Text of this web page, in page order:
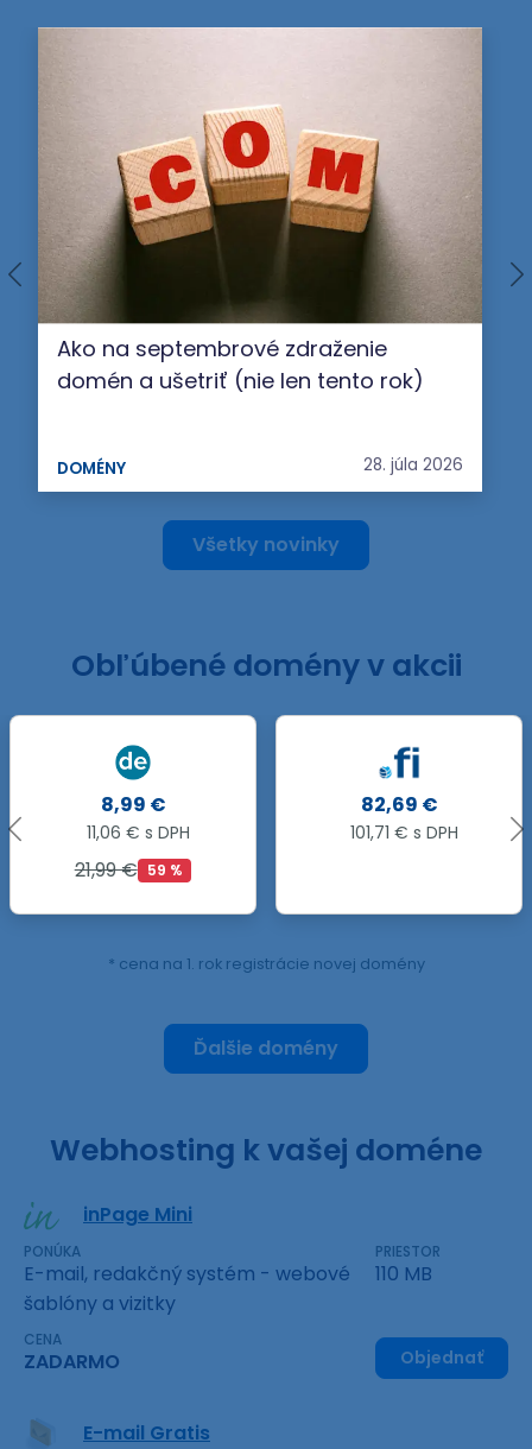
Ako na septembrové zdraženie
domén a ušetriť (nie len tento rok)
DOMÉNY 28. júla 2026
Všetky novinky
Obľúbené domény v akcii
82,69 €
101,71 € s DPH
27,99 €
34,43 € s DPH
* cena na 1. rok registrácie novej domény
Ďalšie domény
Webhosting k vašej doméne
inPage Mini
PONÚKA
E-mail, redakčný systém - webové
šablóny a vizitky
PRIESTOR
110 MB
CENA
ZADARMO Objednať
E-mail Gratis